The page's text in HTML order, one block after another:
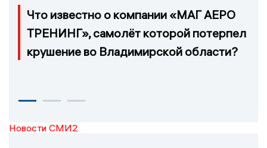
Что известно о компании «МАГ АЕРО
ТРЕНИНГ», самолёт которой потерпел
крушение во Владимирской области?
Новости СМИ2